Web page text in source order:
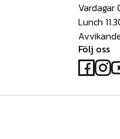
Vardagar
Lunch
Följ oss